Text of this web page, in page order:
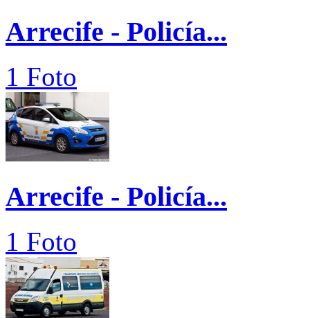
Arrecife - Policía...
1 Foto
Arrecife - Policía...
1 Foto